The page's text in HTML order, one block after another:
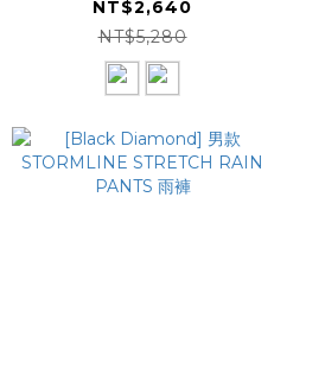
口袋長褲
NT$2,640
NT$5,280